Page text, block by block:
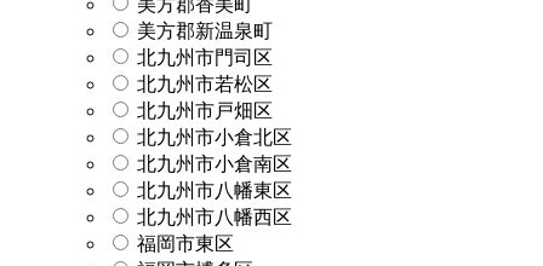
美方郡新温泉町
北九州市門司区
北九州市若松区
北九州市戸畑区
北九州市小倉北区
北九州市小倉南区
北九州市八幡東区
北九州市八幡西区
福岡市東区